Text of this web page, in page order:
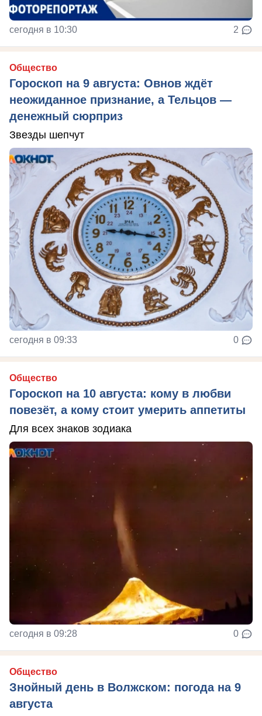
сегодня в 10:30 2
Общество
Гороскоп на 9 августа: Овнов ждёт
неожиданное признание, а Тельцов —
денежный сюрприз
Звезды шепчут
сегодня в 09:33 0
Общество
Гороскоп на 10 августа: кому в любви
повезёт, а кому стоит умерить аппетиты
Для всех знаков зодиака
сегодня в 09:28 0
Общество
Знойный день в Волжском: погода на 9
августа